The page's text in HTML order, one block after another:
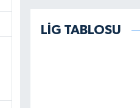
LİG TABLOSU